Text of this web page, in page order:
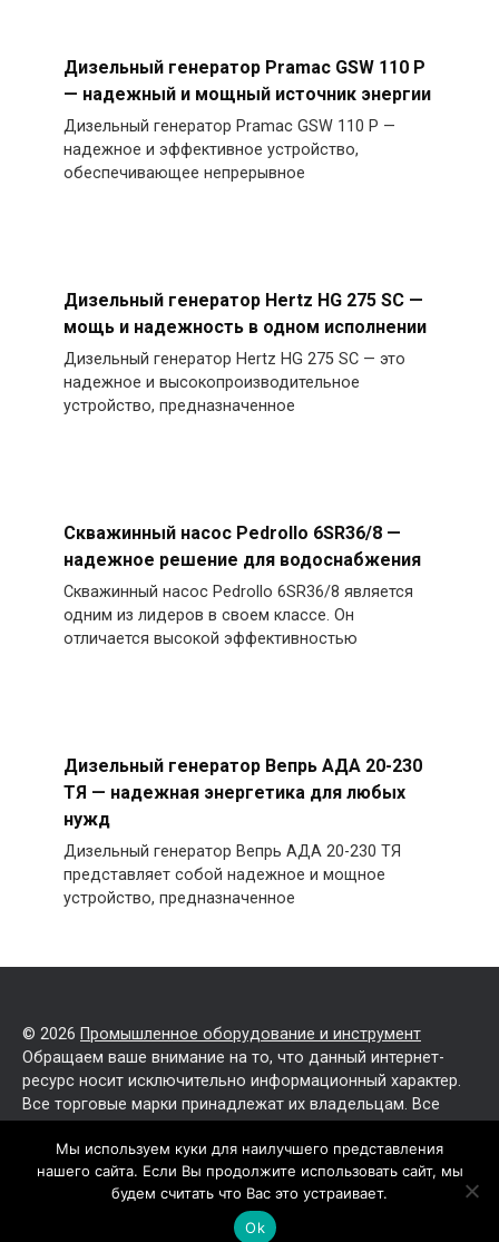
Дизельный генератор Pramac GSW 110 P
— надежный и мощный источник энергии
Дизельный генератор Pramac GSW 110 P —
надежное и эффективное устройство,
обеспечивающее непрерывное
Дизельный генератор Hertz HG 275 SC —
мощь и надежность в одном исполнении
Дизельный генератор Hertz HG 275 SC — это
надежное и высокопроизводительное
устройство, предназначенное
Скважинный насос Pedrollo 6SR36/8 —
надежное решение для водоснабжения
Скважинный насос Pedrollo 6SR36/8 является
одним из лидеров в своем классе. Он
отличается высокой эффективностью
Дизельный генератор Вепрь АДА 20-230
ТЯ — надежная энергетика для любых
нужд
Дизельный генератор Вепрь АДА 20-230 ТЯ
представляет собой надежное и мощное
устройство, предназначенное
© 2026 Промышленное оборудование и инструмент
Обращаем ваше внимание на то, что данный интернет-
ресурс носит исключительно информационный характер.
Все торговые марки принадлежат их владельцам. Все
Политика конфиденциальности
Мы используем куки для наилучшего представления
нашего сайта. Если Вы продолжите использовать сайт, мы
будем считать что Вас это устраивает.
Ok